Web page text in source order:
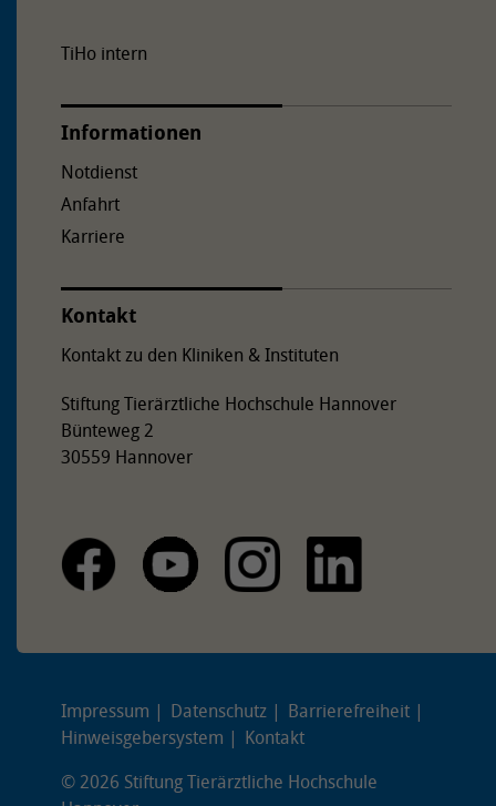
TiHo intern
Informationen
Notdienst
Anfahrt
Karriere
Kontakt
Kontakt zu den Kliniken & Instituten
Stiftung Tierärztliche Hochschule Hannover
Bünteweg 2
30559 Hannover
Impressum Datenschutz
Barrierefreiheit
Hinweisgebersystem
Kontakt
© 2026 Stiftung Tierärztliche Hochschule